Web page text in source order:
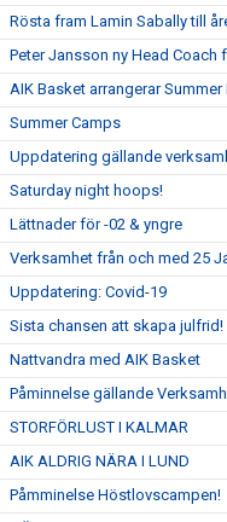
Rösta fram Lamin Sabally till
Peter Jansson ny Head Coach
AIK Basket arrangerar Summer
Summer Camps
Uppdatering gällande
Saturday night hoops!
Lättnader för -02 & yngre
Verksamhet från och med 25
Uppdatering: Covid-19
Sista chansen att skapa julfrid!
Nattvandra med AIK Basket
Påminnelse gällande
STORFÖRLUST I KALMAR
AIK ALDRIG NÄRA I LUND
Påmminelse Höstlovscampen!